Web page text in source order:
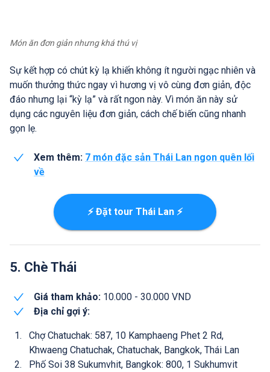
Món ăn đơn giản nhưng khá thú vị
Sự kết hợp có chút kỳ lạ khiến không ít người ngạc nhiên và
muốn thưởng thức ngay vì hương vị vô cùng đơn giản, độc
đáo nhưng lại “kỳ lạ” và rất ngon này. Vì món ăn này sử
dụng các nguyên liệu đơn giản, cách chế biến cũng nhanh
gọn lẹ.
Xem thêm: 7 món đặc sản Thái Lan ngon quên lối
về
⚡ Đặt tour Thái Lan ⚡
5. Chè Thái
Giá tham khảo: 10.000 - 30.000 VND
Địa chỉ gợi ý:
Chợ Chatuchak: 587, 10 Kamphaeng Phet 2 Rd,
Khwaeng Chatuchak, Chatuchak, Bangkok, Thái Lan
Phố Soi 38 Sukumvhit, Bangkok: 800, 1 Sukhumvit